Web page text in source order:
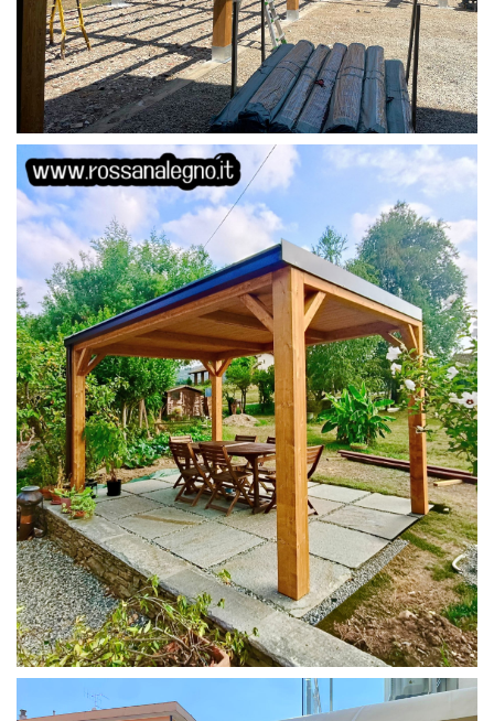
STRUTTURA
PERGOLA 4X3